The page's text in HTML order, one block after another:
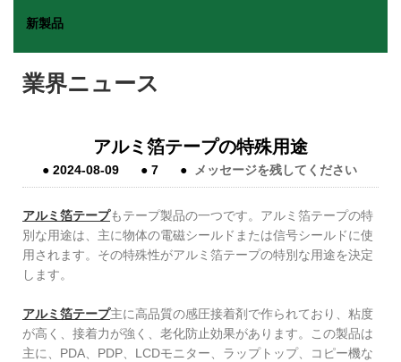
新製品
業界ニュース
アルミ箔テープの特殊用途
●2024-08-09 ●7 ● メッセージを残してください
アルミ箔テープもテープ製品の一つです。アルミ箔テープの特
別な用途は、主に物体の電磁シールドまたは信号シールドに使
用されます。その特殊性がアルミ箔テープの特別な用途を決定
します。
アルミ箔テープ主に高品質の感圧接着剤で作られており、粘度
が高く、接着力が強く、老化防止効果があります。この製品は
主に、PDA、PDP、LCDモニター、ラップトップ、コピー機な